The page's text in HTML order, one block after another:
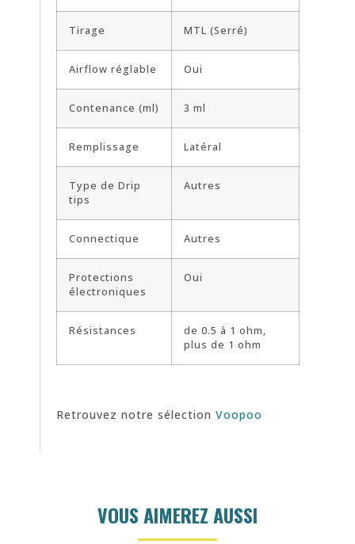
Tirage MTL (Serré)
Airflow réglable Oui
Contenance (ml) 3 ml
Remplissage Latéral
Type de Drip
tips
Autres
Connectique Autres
Protections
électroniques
Oui
Résistances
de 0.5 à 1 ohm,
plus de 1 ohm
Retrouvez notre sélection Voopoo
VOUS AIMEREZ AUSSI